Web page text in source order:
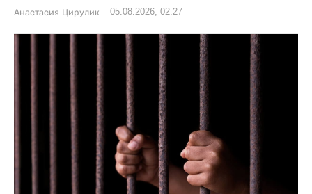
Анастасия Цирулик 05.08.2026, 02:27